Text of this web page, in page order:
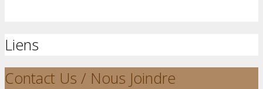
Liens
Contact Us / Nous Joindre